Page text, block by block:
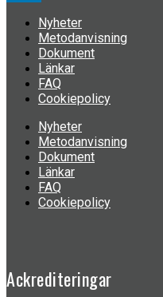
Nyheter
Metodanvisning
Dokument
Länkar
FAQ
Cookiepolicy
Nyheter
Metodanvisning
Dokument
Länkar
FAQ
Cookiepolicy
Ackrediteringar